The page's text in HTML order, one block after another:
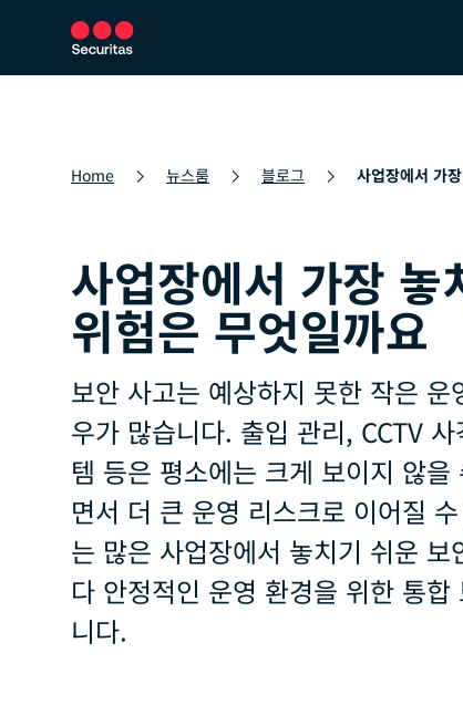
보안 서비스 보안 솔루션 뉴스룸
Home 뉴스룸 블로그 사업장에서 가
사업장에서 가장 놓
위험은 무엇일까요
보안 사고는 예상하지 못한 작은 운
우가 많습니다. 출입 관리, CCTV
템 등은 평소에는 크게 보이지 않
면서 더 큰 운영 리스크로 이어질
는 많은 사업장에서 놓치기 쉬운
다 안정적인 운영 환경을 위한 통
니다.